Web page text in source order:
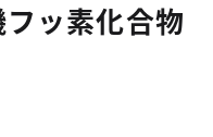
ッ素化合物